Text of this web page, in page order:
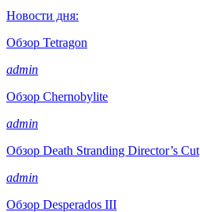
Новости дня:
Обзор Tetragon
admin
Обзор Chernobylite
admin
Обзор Death Stranding Director’s Cut
admin
Обзор Desperados III